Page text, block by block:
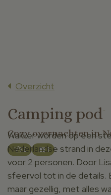
Overzicht
Camping pod
Cozy overnachten in
2 1
Wakker worden op een
Nederlandse strand in
voor 2 personen. Door
sfeervol tot in de details.
maar gezellig, met alles